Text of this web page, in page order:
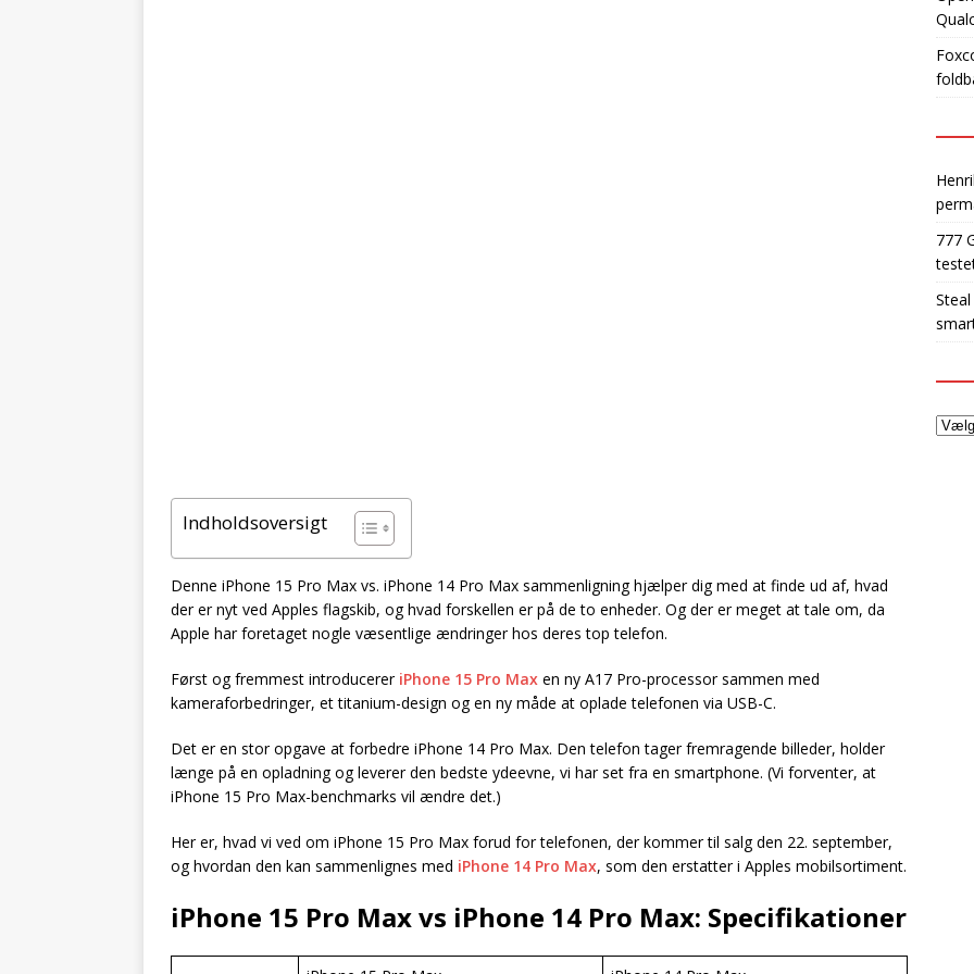
Indholdsoversigt
Denne iPhone 15 Pro Max vs. iPhone 14 Pro Max sammenligning hjælper dig med at finde ud af, hvad
der er nyt ved Apples flagskib, og hvad forskellen er på de to enheder. Og der er meget at tale om, da
Apple har foretaget nogle væsentlige ændringer hos deres top telefon.
Først og fremmest introducerer iPhone 15 Pro Max en ny A17 Pro-processor sammen med
kameraforbedringer, et titanium-design og en ny måde at oplade telefonen via USB-C.
Det er en stor opgave at forbedre iPhone 14 Pro Max. Den telefon tager fremragende billeder, holder
længe på en opladning og leverer den bedste ydeevne, vi har set fra en smartphone. (Vi forventer, at
iPhone 15 Pro Max-benchmarks vil ændre det.)
Her er, hvad vi ved om iPhone 15 Pro Max forud for telefonen, der kommer til salg den 22. september,
og hvordan den kan sammenlignes med iPhone 14 Pro Max, som den erstatter i Apples mobilsortiment.
iPhone 15 Pro Max vs iPhone 14 Pro Max: Specifikationer
777